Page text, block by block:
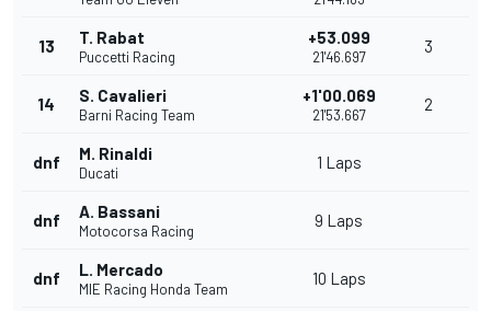
13 T. Rabat
Puccetti Racing
+53.099
21'46.697
3
14 S. Cavalieri
Barni Racing Team
+1'00.069
21'53.667
2
dnf M. Rinaldi
Ducati
1 Laps
dnf A. Bassani
Motocorsa Racing
9 Laps
dnf L. Mercado
MIE Racing Honda Team
10 Laps